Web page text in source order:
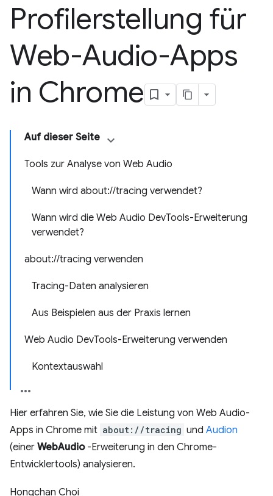
Profilerstellung für
Web-Audio-Apps
in Chrome
Auf dieser Seite
Tools zur Analyse von Web Audio
Wann wird about://tracing verwendet?
Wann wird die Web Audio DevTools-Erweiterung
verwendet?
about://tracing verwenden
Tracing-Daten analysieren
Aus Beispielen aus der Praxis lernen
Web Audio DevTools-Erweiterung verwenden
Kontextauswahl
Hier erfahren Sie, wie Sie die Leistung von Web Audio-
Apps in Chrome mit about://tracing und Audion
(einer WebAudio-Erweiterung in den Chrome-
Entwicklertools) analysieren.
Hongchan Choi